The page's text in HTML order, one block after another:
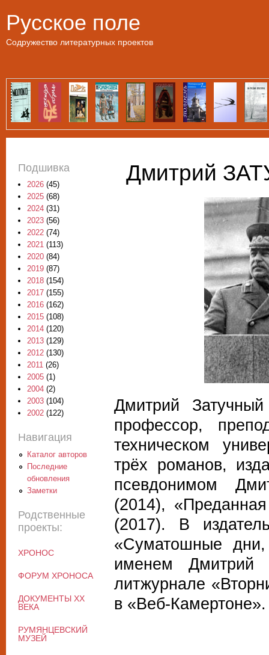
Русское поле
Содружество литературных проектов
Дмитрий
Дмитрий
профессор,
техническом
трёх романов,
псевдонимом
(2014),
(2017). В
«Суматошные
именем Дмитрий
литжурнале
в «Веб-Камертоне».
Подшивка
2026 (45)
2025 (68)
2024 (31)
2023 (56)
2022 (74)
2021 (113)
2020 (84)
2019 (87)
2018 (154)
2017 (155)
2016 (162)
2015 (108)
2014 (120)
2013 (129)
2012 (130)
2011 (26)
2005 (1)
2004 (2)
2003 (104)
2002 (122)
Навигация
Каталог авторов
Последние
обновления
Заметки
Родственные
проекты:
ХРОНОС
ФОРУМ ХРОНОСА
ДОКУМЕНТЫ XX
ВЕКА
РУМЯНЦЕВСКИЙ
МУЗЕЙ